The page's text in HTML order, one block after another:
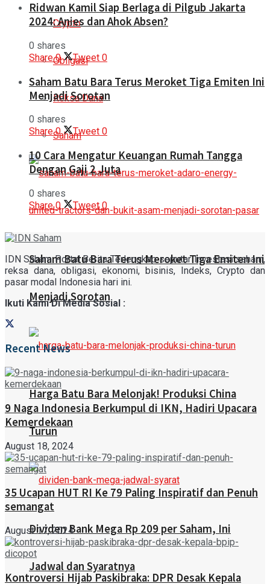
Crypto
Obligasi
Reksa Dana
Saham
Saham Batu Bara Terus Meroket Tiga Emiten Ini
Menjadi Sorotan
Harga Batu Bara Melonjak! Produksi China
Turun
Dividen Bank Mega Rp 209 per Saham, Ini
Jadwal dan Syaratnya
Ridwan Kamil Siap Berlaga di Pilgub Jakarta
2024: Anies dan Ahok Absen?
0 shares
Share 0 Tweet 0
Saham Batu Bara Terus Meroket Tiga Emiten Ini
Menjadi Sorotan
0 shares
Share 0 Tweet 0
10 Cara Mengatur Keuangan Rumah Tangga
Dengan Gaji 2 Juta
0 shares
Share 0 Tweet 0
IDN Saham Portal Berita Terlengkap seputar Investasi saham,
reksa dana, obligasi, ekonomi, bisinis, Indeks, Crypto dan
pasar modal Indonesia hari ini.
Ikuti Kami Di Media Sosial :
Recent News
9 Naga Indonesia Berkumpul di IKN, Hadiri Upacara
Kemerdekaan
August 18, 2024
35 Ucapan HUT RI Ke 79 Paling Inspiratif dan Penuh
semangat
August 17, 2024
Kontroversi Hijab Paskibraka: DPR Desak Kepala